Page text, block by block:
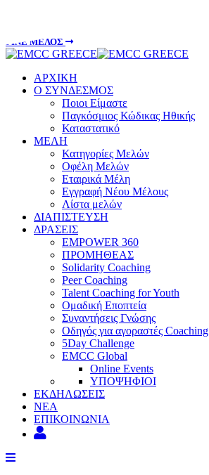
ΓΙΝΕ ΜΕΛΟΣ
ΑΡΧΙΚΗ
Ο ΣΥΝΔΕΣΜΟΣ
Ποιοι Είμαστε
Παγκόσμιος Κώδικας Ηθικής
Καταστατικό
ΜΕΛΗ
Κατηγορίες Μελών
Οφέλη Μελών
Εταιρικά Μέλη
Εγγραφή Νέου Μέλους
Λίστα μελών
ΔΙΑΠΙΣΤΕΥΣΗ
ΔΡΑΣΕΙΣ
EMPOWER 360
ΠΡΟΜΗΘΕΑΣ
Solidarity Coaching
Peer Coaching
Talent Coaching for Youth
Ομαδική Εποπτεία
Συναντήσεις Γνώσης
Οδηγός για αγοραστές Coaching
5Day Challenge
EMCC Global
Online Events
ΥΠΟΨΗΦΙΟΙ
ΕΚΔΗΛΩΣΕΙΣ
ΝΕΑ
ΕΠΙΚΟΙΝΩΝΙΑ